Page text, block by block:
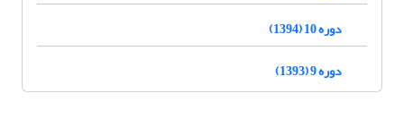
دوره 10 (1394)
دوره 9 (1393)